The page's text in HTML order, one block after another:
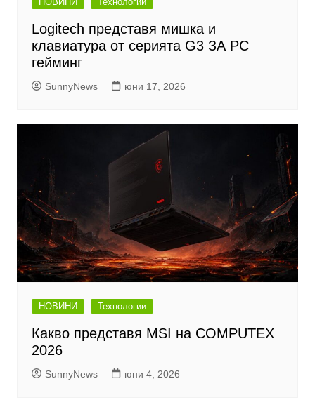
Logitech представя мишка и
клавиатура от серията G3 ЗА PC
гейминг
SunnyNews юни 17, 2026
НОВИНИ Технологии
Какво представя MSI на COMPUTEX
2026
SunnyNews юни 4, 2026